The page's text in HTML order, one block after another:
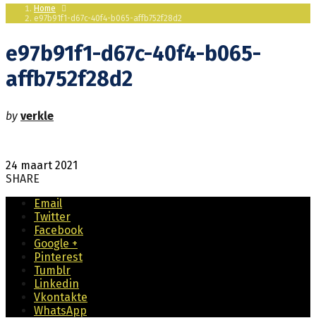
Home
e97b91f1-d67c-40f4-b065-affb752f28d2
e97b91f1-d67c-40f4-b065-
affb752f28d2
by verkle
24 maart 2021
SHARE
Email
Twitter
Facebook
Google +
Pinterest
Tumblr
Linkedin
Vkontakte
WhatsApp